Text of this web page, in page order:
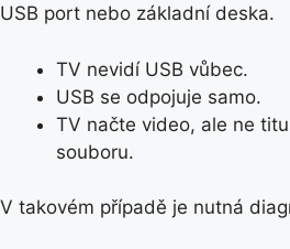
USB port nebo základní deska.
TV nevidí USB vůbec.
USB se odpojuje samo.
TV načte video, ale ne
souboru.
V takovém případě je nutná